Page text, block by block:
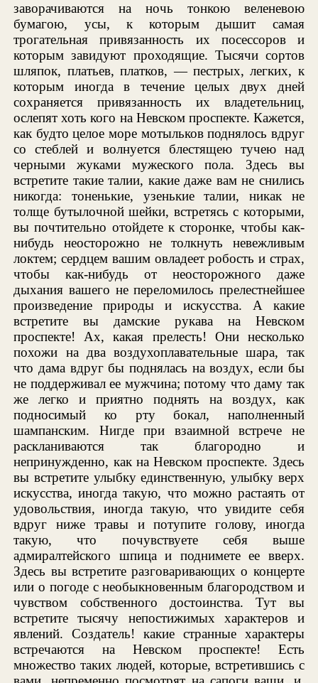
заворачиваются на ночь тонкою веленевою
бумагою, усы, к которым дышит самая
трогательная привязанность их посессоров и
которым завидуют проходящие. Тысячи сортов
шляпок, платьев, платков, — пестрых, легких, к
которым иногда в течение целых двух дней
сохраняется привязанность их владетельниц,
ослепят хоть кого на Невском проспекте. Кажется,
как будто целое море мотыльков поднялось вдруг
со стеблей и волнуется блестящею тучею над
черными жуками мужеского пола. Здесь вы
встретите такие талии, какие даже вам не снились
никогда: тоненькие, узенькие талии, никак не
толще бутылочной шейки, встретясь с которыми,
вы почтительно отойдете к сторонке, чтобы как-
нибудь неосторожно не толкнуть невежливым
локтем; сердцем вашим овладеет робость и страх,
чтобы как-нибудь от неосторожного даже
дыхания вашего не переломилось прелестнейшее
произведение природы и искусства. А какие
встретите вы дамские рукава на Невском
проспекте! Ах, какая прелесть! Они несколько
похожи на два воздухоплавательные шара, так
что дама вдруг бы поднялась на воздух, если бы
не поддерживал ее мужчина; потому что даму так
же легко и приятно поднять на воздух, как
подносимый ко рту бокал, наполненный
шампанским. Нигде при взаимной встрече не
раскланиваются так благородно и
непринужденно, как на Невском проспекте. Здесь
вы встретите улыбку единственную, улыбку верх
искусства, иногда такую, что можно растаять от
удовольствия, иногда такую, что увидите себя
вдруг ниже травы и потупите голову, иногда
такую, что почувствуете себя выше
адмиралтейского шпица и поднимете ее вверх.
Здесь вы встретите разговаривающих о концерте
или о погоде с необыкновенным благородством и
чувством собственного достоинства. Тут вы
встретите тысячу непостижимых характеров и
явлений. Создатель! какие странные характеры
встречаются на Невском проспекте! Есть
множество таких людей, которые, встретившись с